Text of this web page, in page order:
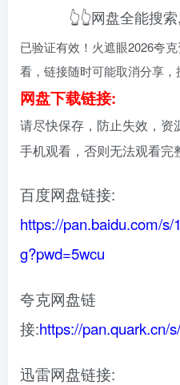
👆👆网盘全能搜
已验证有效！火遮眼2026夸
看，链接随时可能取消分享，
网盘下载链接:
请尽快保存，防止失效，资
手机观看，否则无法观看完
百度网盘链接:
https://pan.baidu.com/
g?pwd=5wcu
夸克网盘链
接:https://pan.quark.cn/
迅雷网盘链接: